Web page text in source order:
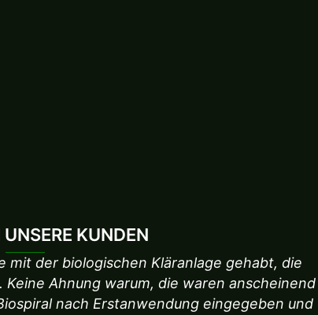
KUNDEN
mit der biologischen Kläranlage gehabt, die
Ahnung warum, die waren anscheinend
nach Erstanwendung eingegeben und